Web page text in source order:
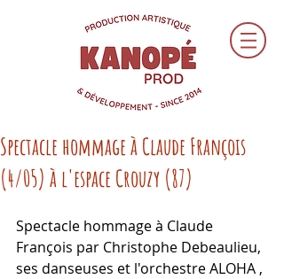
Spectacle hommage à Claude François
(4/05) à l'espace Crouzy (87)
Spectacle hommage à Claude
François par Christophe Debeaulieu,
ses danseuses et l'orchestre ALOHA ,